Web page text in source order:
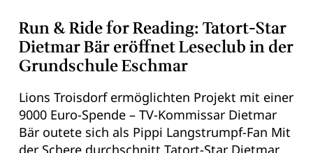
Run & Ride for Reading: Tatort-Star
Dietmar Bär eröffnet Leseclub in der
Grundschule Eschmar
Lions Troisdorf ermöglichten Projekt mit einer
9000 Euro-Spende – TV-Kommissar Dietmar
Bär outete sich als Pippi Langstrumpf-Fan Mit
der Schere durchschnitt Tatort-Star Dietmar